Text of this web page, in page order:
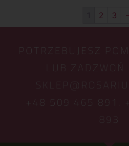
1 2 3
POTRZEBUJESZ
LUB ZADZWOŃ
+48 509 465 891,
893